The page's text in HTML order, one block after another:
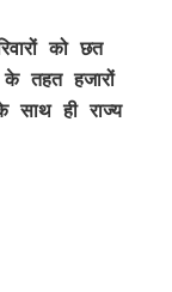
को छत
तहत हजारों
ही राज्य